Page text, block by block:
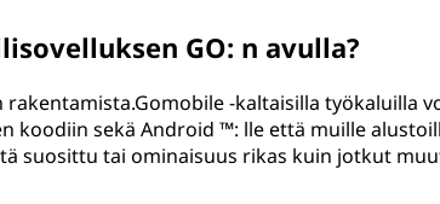
GO: n avulla?
-kaltaisilla työkaluilla
koodiin sekä Android ™: lle että muille
suosittu tai ominaisuus rikas kuin jotkut